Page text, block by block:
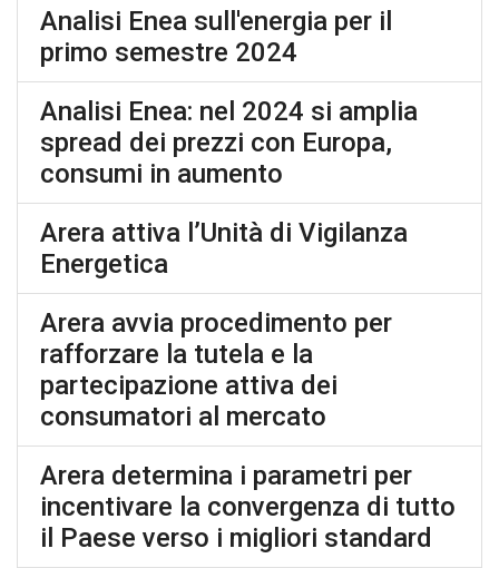
Analisi Enea sull'energia per il
primo semestre 2024
Analisi Enea: nel 2024 si amplia
spread dei prezzi con Europa,
consumi in aumento
Arera attiva l’Unità di Vigilanza
Energetica
Arera avvia procedimento per
rafforzare la tutela e la
partecipazione attiva dei
consumatori al mercato
Arera determina i parametri per
incentivare la convergenza di tutto
il Paese verso i migliori standard